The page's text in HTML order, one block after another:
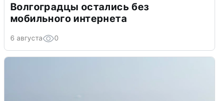
Волгоградцы остались без
мобильного интернета
6 августа 0